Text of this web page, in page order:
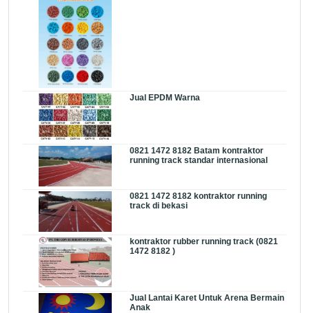
Jual EPDM Warna
0821 1472 8182 Batam kontraktor
running track standar internasional
0821 1472 8182 kontraktor running
track di bekasi
kontraktor rubber running track (0821
1472 8182 )
Jual Lantai Karet Untuk Arena Bermain
Anak